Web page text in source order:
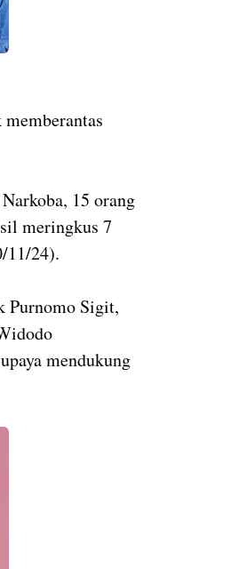
15 orang
meringkus 7
11/24).
Purnomo Sigit,
mendukung